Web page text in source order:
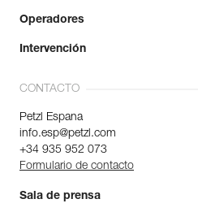
Operadores
Intervención
CONTACTO
Petzl Espana
info.esp@petzl.com
+34 935 952 073
Formulario de contacto
Sala de prensa